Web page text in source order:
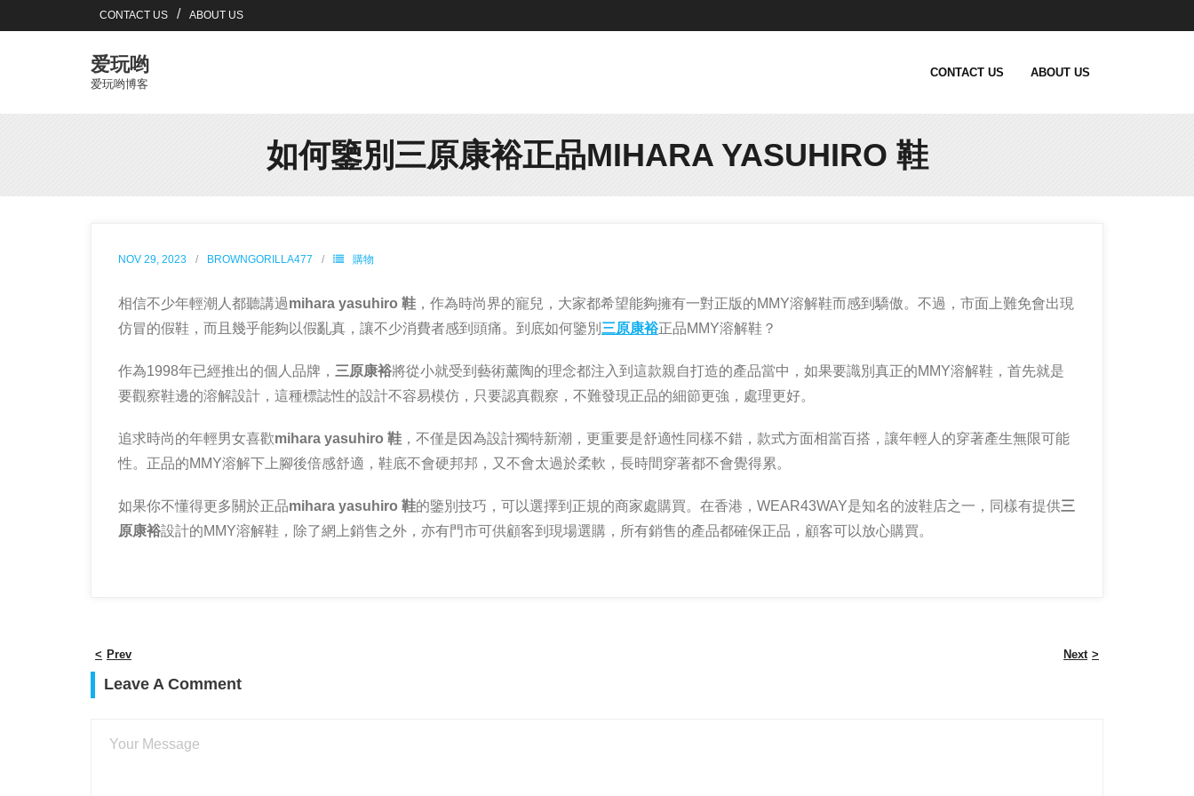
to
CONTACT US ABOUT US
爱玩哟
爱玩哟博客
CONTACT US ABOUT US
如何鑒別三原康裕正品MIHARA YASUHIRO 鞋
NOV 29, 2023 BROWNGORILLA477 購物
相信不少年輕潮人都聽講過mihara yasuhiro 鞋 ，作為時尚界的寵兒，大家都希望能夠擁有一對正版的MMY溶解鞋而感到驕傲。不過，市面上難免會出現
仿冒的假鞋，而且幾乎能夠以假亂真，讓不少消費者感到頭痛。到底如何鑒別 三原康裕正品MMY溶解鞋？
作為1998年已經推出的個人品牌， 三原康裕將從小就受到藝術薰陶的理念都注入到這款親自打造的產品當中，如果要識別真正的MMY溶解鞋，首先就是
要觀察鞋邊的溶解設計，這種標誌性的設計不容易模仿，只要認真觀察，不難發現正品的細節更強，處理更好。
追求時尚的年輕男女喜歡mihara yasuhiro 鞋 ，不僅是因為設計獨特新潮，更重要是舒適性同樣不錯，款式方面相當百搭，讓年輕人的穿著產生無限可能
性。正品的MMY溶解下上腳後倍感舒適，鞋底不會硬邦邦，又不會太過於柔軟，長時間穿著都不會覺得累。
如果你不懂得更多關於正品mihara yasuhiro 鞋的鑒別技巧，可以選擇到正規的商家處購買。在香港，WEAR43WAY是知名的波鞋店之一，同樣有提供三
原康裕設計的MMY溶解鞋，除了網上銷售之外，亦有門市可供顧客到現場選購，所有銷售的產品都確保正品，顧客可以放心購買。
Prev Next
Leave A Comment